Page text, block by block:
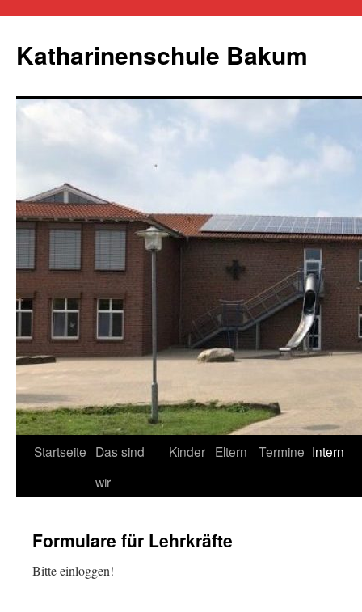
springen
Katharinenschule Bakum
Startseite Das sind
wir
Kinder Eltern Termine Intern
Formulare für Lehrkräfte
Bitte einloggen!